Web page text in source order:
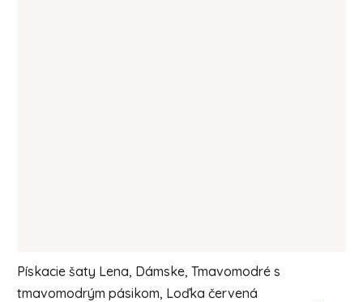
Pískacie šaty Lena, Dámske, Tmavomodré s
tmavomodrým pásikom, Loďka červená